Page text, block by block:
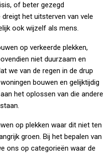
of beter gezegd
het uitsterven van vele
ook wijzelf als mens.
op verkeerde plekken,
niet duurzaam en
we van de regen in de drup
bouwen en gelijktijdig
het oplossen van die andere
op plekken waar dit niet ten
groen. Bij het bepalen van
ons op categorieën waar de